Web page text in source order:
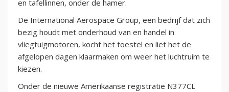
en tafellinnen, onder de hamer.
De International Aerospace Group, een bedrijf dat zich
bezig houdt met onderhoud van en handel in
vliegtuigmotoren, kocht het toestel en liet het de
afgelopen dagen klaarmaken om weer het luchtruim te
kiezen.
Onder de nieuwe Amerikaanse registratie N377CL